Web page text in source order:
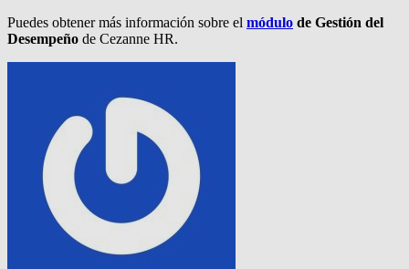
Puedes obtener más información sobre el módulo de Gestión del
Desempeño de Cezanne HR.